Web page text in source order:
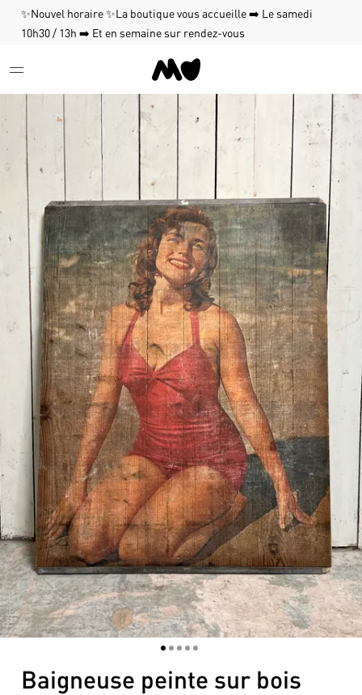
✨Nouvel horaire ✨La boutique vous accueille ➡️ Le samedi
10h30 / 13h ➡️ Et en semaine sur rendez-vous
12345
Baigneuse peinte sur bois